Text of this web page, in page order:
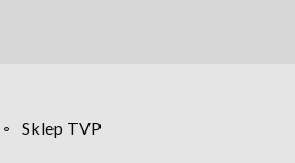
Sklep TVP